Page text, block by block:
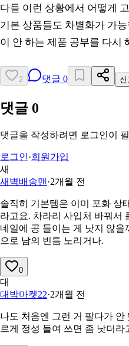
다들 이런 상황에서 어떻게
기본 상품들도 차별화가 가
이 안 하는 제품 공부를 다시
2 댓글 0 신
댓글 0
댓글을 작성하려면 로그인이
로그인·회원가입
새
새벽배송맨 ·2개월 전
솔직히 기본템은 이미 포화 상
라고요. 차라리 사입처 바꿔서
네일에 공 들이는 게 낫지 않
으로 남의 빈틈 노리거나.
0
대
대박마켓22·2개월 전
나도 처음엔 그런 거 팔다가
르게 정성 들여 쓰면 좀 낫더라